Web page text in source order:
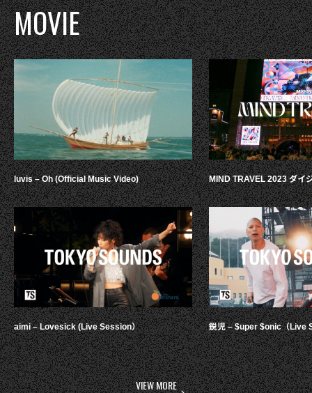
MOVIE
luvis – Oh (Official Music Video)
aimi – Lovesick (Live Session）
MIND TRAVEL 2023 ダイ
鋭児 – $uper $onic（Live
VIEW MORE